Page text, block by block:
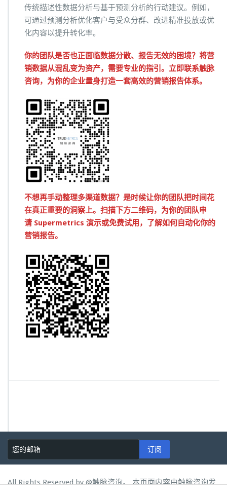
传统描述性数据分析与基于预测分析的行动建议。例如，
可通过预测分析优化客户与受众分群、改进精准投放或优
化内容以提升转化率。
你的团队是否也正面临数据分散、报告无效的困境？将营
销数据从混乱变为资产，需要专业的指引。立即联系触脉
咨询，为你的企业量身打造一套高效的营销报告体系。
不想再手动整理多渠道数据？是时候让你的团队把时间花
在真正重要的洞察上。扫描下方二维码，为你的团队申
请 Supermetrics 演示或免费试用，了解如何自动化你的
营销报告。
订阅
All Rights Reserved by@触脉咨询。 本页面内容由触脉咨询发